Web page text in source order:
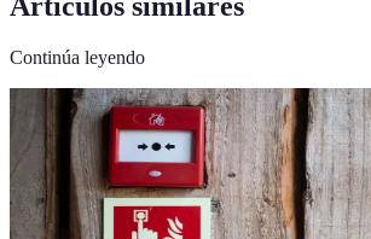
Continúa leyendo